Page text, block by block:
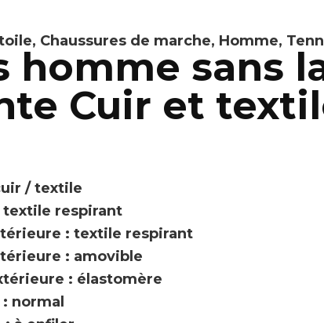
, Chaussures de marche, Homme,
homme sans
Cuir et
/ textile
textile respirant
: textile respirant
: amovible
: élastomère
normal